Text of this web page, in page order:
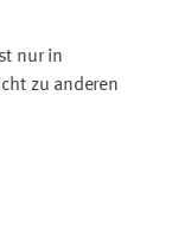
nur in
zu anderen